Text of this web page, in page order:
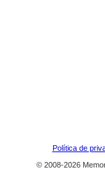
Política de
© 2008-2026